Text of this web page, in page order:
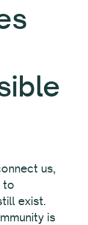
us,
to
exist.
is